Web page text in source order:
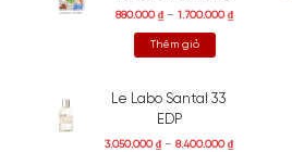
880.000₫ – 1.700.000₫
Thêm giỏ
Le Labo Santal 33
EDP
3.050.000₫ –8.400.000₫